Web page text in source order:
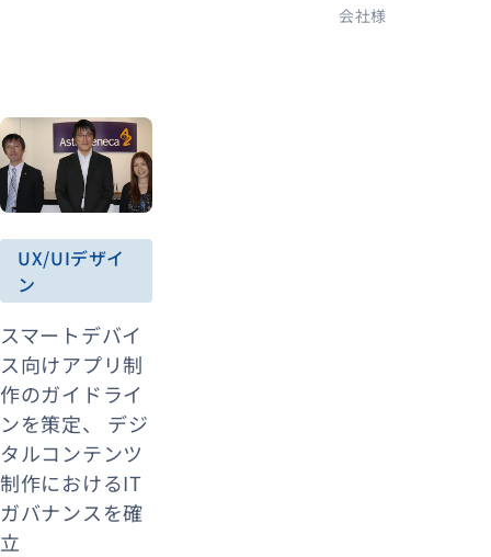
会社様
UX/UIデザイ
ン
スマートデバイ
ス向けアプリ制
作のガイドライ
ンを策定、 デジ
タルコンテンツ
制作におけるIT
ガバナンスを確
立